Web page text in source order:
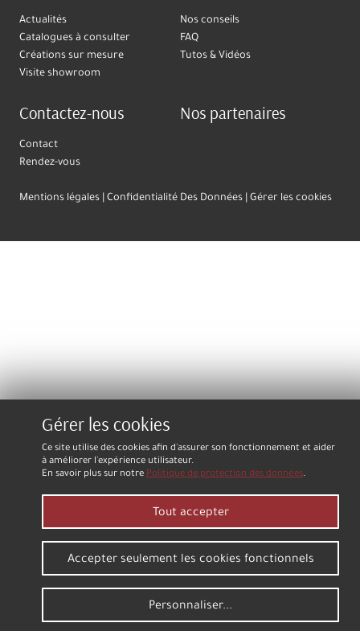
Actualités
Catalogues à consulter
Créations sur mesure
Visite showroom
Nos conseils
FAQ
Tutos & Vidéos
Contactez-nous
Contact
Rendez-vous
Nos partenaires
Mentions légales Confidentialité Des Données Gérer les cookies
Gérer les cookies
Ce site utilise des cookies afin d'assurer son fonctionnement et aider
à améliorer l'expérience utilisateur.
En savoir plus sur notre Politique de protection des données.
Tout accepter
Accepter seulement les cookies fonctionnels
Personnaliser...